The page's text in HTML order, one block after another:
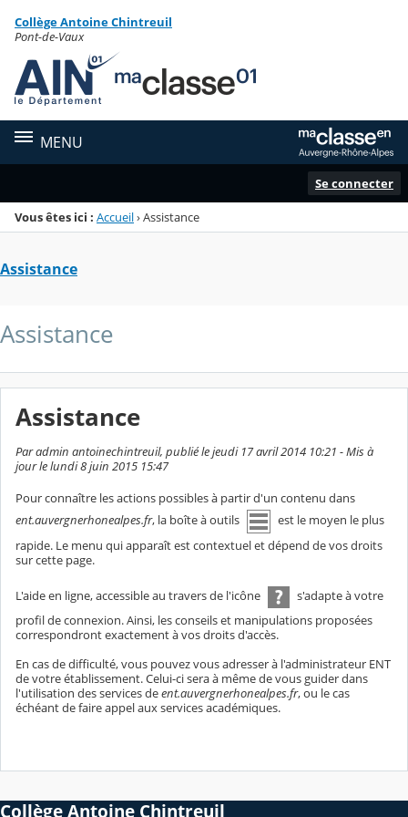
Menu de la rubrique
Contenu
Collège Antoine Chintreuil
Pont-de-Vaux
MENU
Se connecter
Vous êtes ici : Accueil›Assistance
Assistance
Assistance
Assistance
Par admin antoinechintreuil, publié le jeudi 17 avril 2014 10:21 - Mis à
jour le lundi 8 juin 2015 15:47
Pour connaître les actions possibles à partir d'un contenu dans
ent.auvergnerhonealpes.fr, la boîte à outils
est le moyen le plus
rapide. Le menu qui apparaît est contextuel et dépend de vos droits
sur cette page.
L'aide en ligne, accessible au travers de l'icône
s'adapte à votre
profil de connexion. Ainsi, les conseils et manipulations proposées
correspondront exactement à vos droits d'accès.
En cas de difficulté, vous pouvez vous adresser à l'administrateur ENT
de votre établissement. Celui-ci sera à même de vous guider dans
l'utilisation des services deent.auvergnerhonealpes.fr, ou le cas
échéant de faire appel aux services académiques.
Collège Antoine Chintreuil